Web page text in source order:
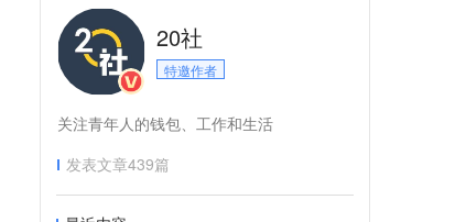
20社
特邀作者
关注青年人的钱包、工作和生活
发表文章439篇